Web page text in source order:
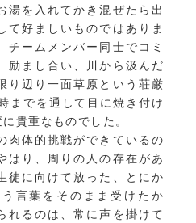
湯を入れてかき混ぜたら出
て好ましいものではありま
チームメンバー同士でコミ
励まし合い、川から汲んだ
り辺り一面草原という荘厳
までを通して目に焼き付け
貴重なものでした。
肉体的挑戦ができているの
はり、周りの人の存在があ
徒に向けて放った、とにか
言葉をそのまま受けたか
れるのは、常に声を掛けて